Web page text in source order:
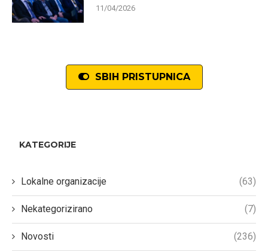
11/04/2026
SBIH PRISTUPNICA
KATEGORIJE
Lokalne organizacije (63)
Nekategorizirano (7)
Novosti (236)